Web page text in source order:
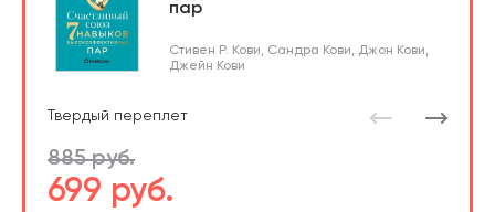
пар
Стивен Р. Кови, Сандра Кови, Джон Кови,
Джейн Кови
Твердый переплет
885 руб.
699 руб.